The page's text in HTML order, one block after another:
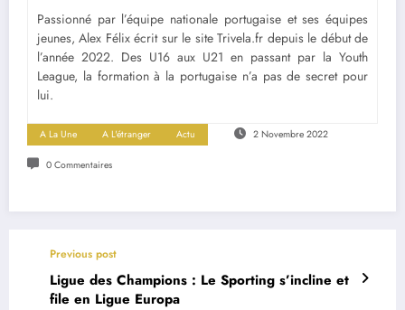
Passionné par l’équipe nationale portugaise et ses équipes
jeunes, Alex Félix écrit sur le site Trivela.fr depuis le début de
l’année 2022. Des U16 aux U21 en passant par la Youth
League, la formation à la portugaise n’a pas de secret pour
lui.
A La Une A L'étranger Actu 2 Novembre 2022
0 Commentaires
Previous post
Ligue des Champions : Le Sporting s’incline et
file en Ligue Europa